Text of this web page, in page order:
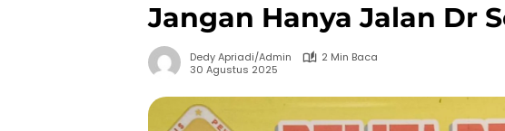
Jangan Hanya Jalan Dr
Dedy Apriadi/Admin
2 Min Baca
30 Agustus 2025